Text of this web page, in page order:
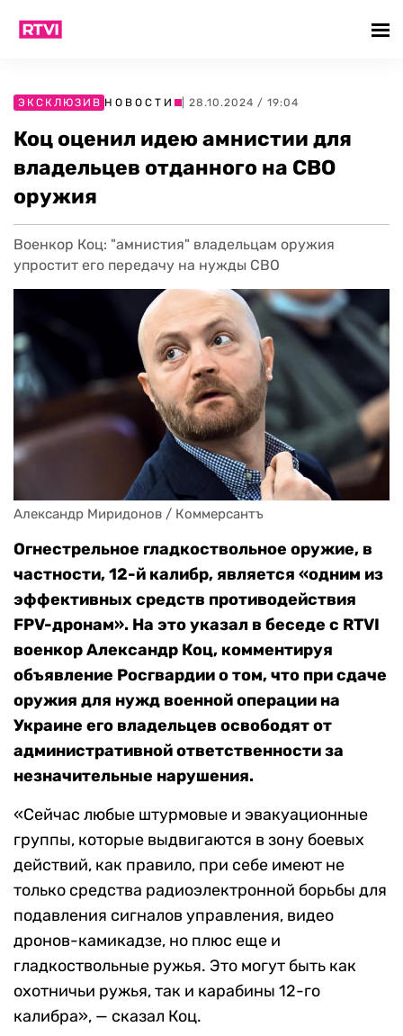
ЭКСКЛЮЗИВ НОВОСТИ | 28.10.2024 / 19:04
Коц оценил идею амнистии для
владельцев отданного на СВО
оружия
Военкор Коц: "амнистия" владельцам оружия
упростит его передачу на нужды СВО
Александр Миридонов / Коммерсантъ
Огнестрельное гладкоствольное оружие, в
частности, 12-й калибр, является «одним из
эффективных средств противодействия
FPV-дронам». На это указал в беседе с RTVI
военкор Александр Коц, комментируя
объявление Росгвардии о том, что при сдаче
оружия для нужд военной операции на
Украине его владельцев освободят от
административной ответственности за
незначительные нарушения.
«Сейчас любые штурмовые и эвакуационные
группы, которые выдвигаются в зону боевых
действий, как правило, при себе имеют не
только средства радиоэлектронной борьбы для
подавления сигналов управления, видео
дронов-камикадзе, но плюс еще и
гладкоствольные ружья. Это могут быть как
охотничьи ружья, так и карабины 12-го
калибра», — сказал Коц.